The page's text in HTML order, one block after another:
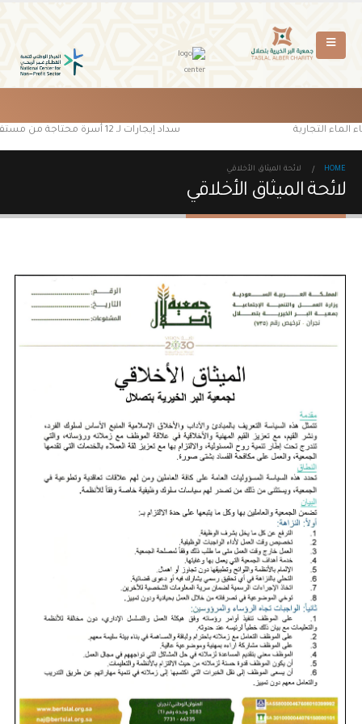
سداد إيجارات لـ 12 أسرة محتاجة من مستفيدي جمعية البر الخيرية بتصلال التجارية
HOME لائحة الميثاق الأخلاقي
لائحة الميثاق الأخلاقي